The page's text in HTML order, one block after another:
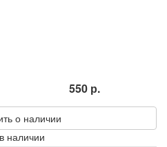
550 р.
о наличии
наличии